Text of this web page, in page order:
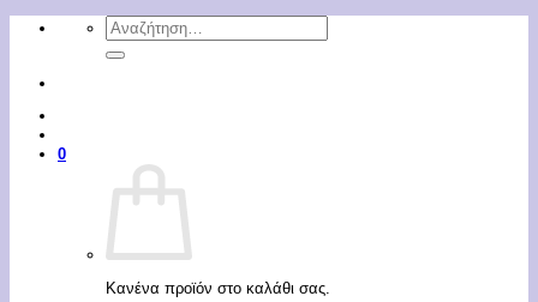
Μετάβαση
Αναζήτηση
για:
0
Κανένα προϊόν στο καλάθι σας.